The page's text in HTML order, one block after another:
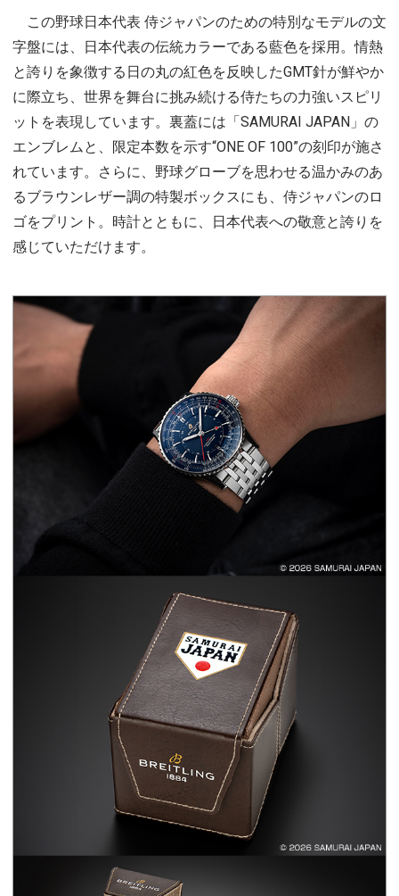
この野球日本代表 侍ジャパンのための特別なモデルの文
字盤には、日本代表の伝統カラーである藍色を採用。情熱
と誇りを象徴する日の丸の紅色を反映したGMT針が鮮やか
に際立ち、世界を舞台に挑み続ける侍たちの力強いスピリ
ットを表現しています。裏蓋には「SAMURAI JAPAN」の
エンブレムと、限定本数を示す“ONE OF 100”の刻印が施さ
れています。さらに、野球グローブを思わせる温かみのあ
るブラウンレザー調の特製ボックスにも、侍ジャパンのロ
ゴをプリント。時計とともに、日本代表への敬意と誇りを
感じていただけます。